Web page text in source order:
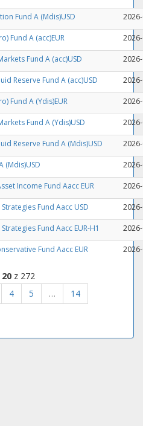
Fund A (Mdis)USD
Fund A (acc)EUR
Fund A (acc)USD
Reserve Fund A (acc)USD
Fund A (Ydis)EUR
Fund A (Ydis)USD
Reserve Fund A (Mdis)USD
(Mdis)USD
Income Fund Aacc EUR
Fund Aacc USD
Fund Aacc EUR-H1
Fund Aacc EUR
z 272
4 5 …
14